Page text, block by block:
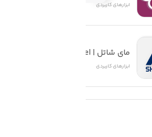
ابزار‌های کاربردی
مای شاتل | My Shatel
ابزار‌های کاربردی